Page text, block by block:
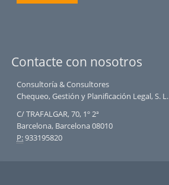
Contacte con nosotros
Consultoría & Consultores
Chequeo, Gestión y Planificación Legal, S. L.
C/ TRAFALGAR, 70, 1º 2ª
Barcelona, Barcelona 08010
P:933195820